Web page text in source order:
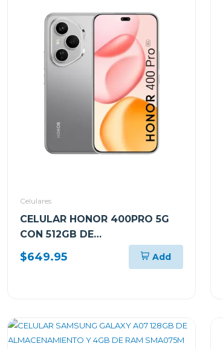
Celulares
CELULAR HONOR 400PRO 5G
CON 512GB DE
ALMACENAMIENTO Y 12GB DE
RAM GRIS DNPNX9GR
$649.95 Add